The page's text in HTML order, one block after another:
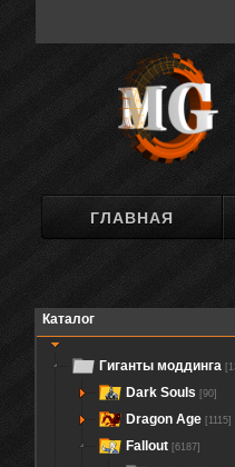
ГЛАВНАЯ
Каталог
Гиганты моддинга
Dark Souls [90]
Dragon Age [1115]
Fallout [6187]